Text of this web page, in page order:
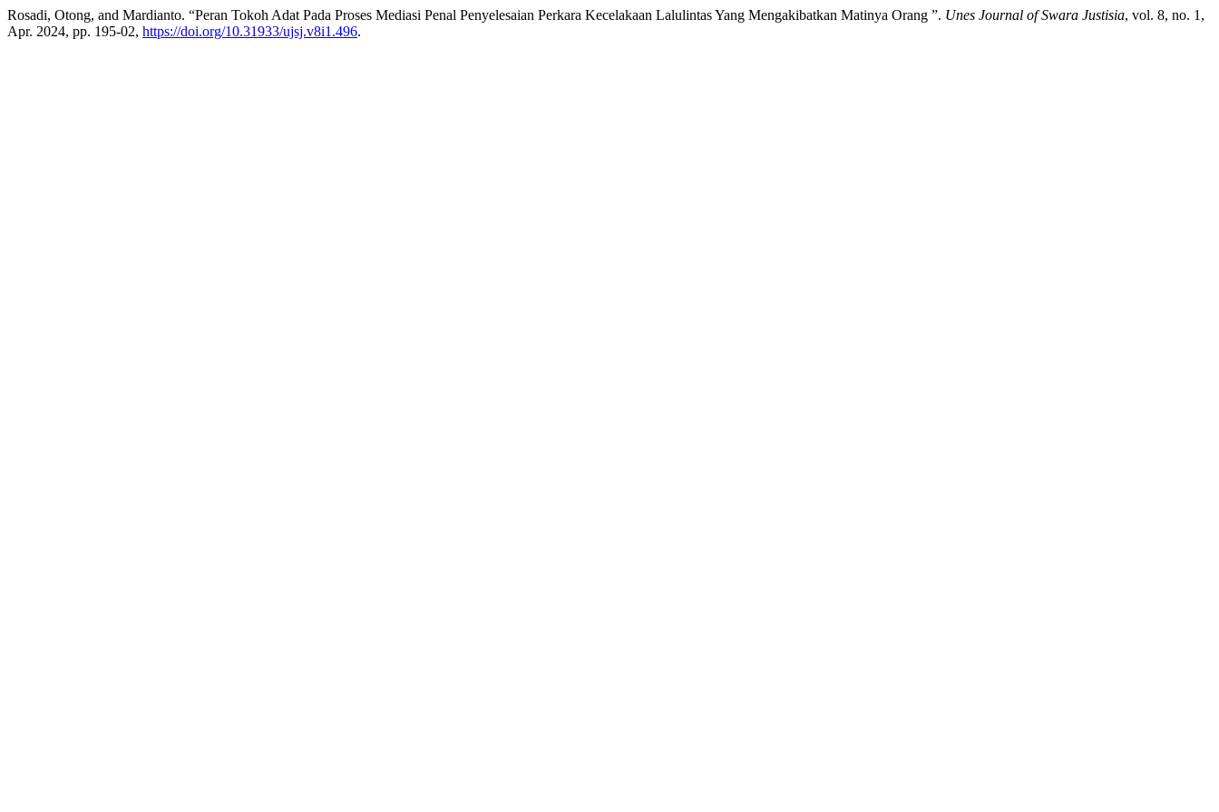
Rosadi, Otong, and Mardianto. “Peran Tokoh Adat Pada Proses Mediasi Penal Penyelesaian Perkara Kecelakaan Lalulintas Yang Mengakibatkan Matinya Orang ”. Unes Journal of Swara Justisia, vol. 8, no. 1,
Apr. 2024, pp. 195-02, https://doi.org/10.31933/ujsj.v8i1.496.